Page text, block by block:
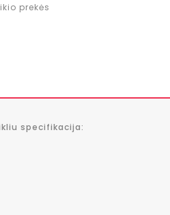
prekės
specifikacija: